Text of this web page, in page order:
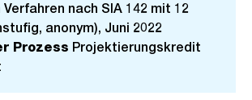
nach SIA 142 mit 12
anonym), Juni 2022
Prozess Projektierungskredit